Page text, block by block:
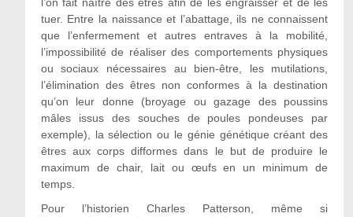
tuer. Entre la naissance et l’abattage, ils ne connaissent
que l’enfermement et autres entraves à la mobilité,
l’impossibilité de réaliser des comportements physiques
ou sociaux nécessaires au bien-être, les mutilations,
l’élimination des êtres non conformes à la destination
qu’on leur donne (broyage ou gazage des poussins
mâles issus des souches de poules pondeuses par
exemple), la sélection ou le génie génétique créant des
êtres aux corps difformes dans le but de produire le
maximum de chair, lait ou œufs en un minimum de
temps.
Pour l’historien Charles Patterson, même si